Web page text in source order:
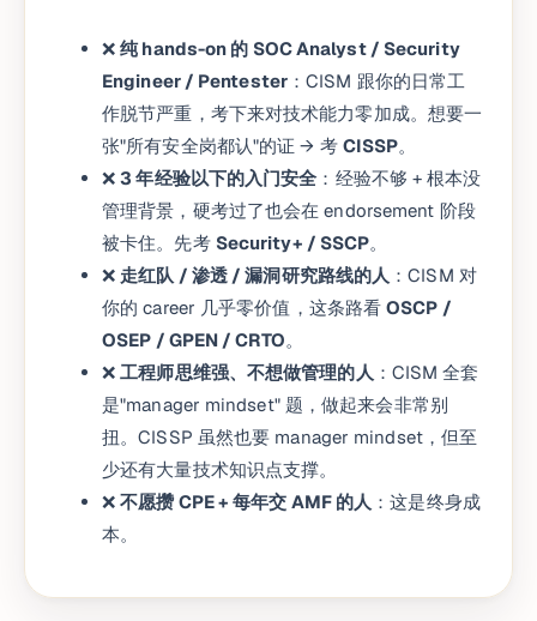
❌纯 hands-on 的 SOC Analyst / Security
Engineer / Pentester ：CISM 跟你的日常工
作脱节严重，考下来对技术能力零加成。想要一
张"所有安全岗都认"的证 → 考 CISSP。
❌3 年经验以下的入门安全：经验不够 + 根本没
管理背景，硬考过了也会在 endorsement 阶段
被卡住。先考 Security+ / SSCP。
❌ 走红队 / 渗透 / 漏洞研究路线的人 ：CISM 对
你的 career 几乎零价值，这条路看OSCP /
OSEP / GPEN / CRTO。
❌工程师思维强、不想做管理的人 ：CISM 全套
是"manager mindset" 题，做起来会非常别
扭。CISSP 虽然也要 manager mindset，但至
少还有大量技术知识点支撑。
❌不愿攒 CPE + 每年交 AMF 的人 ：这是终身成
本。